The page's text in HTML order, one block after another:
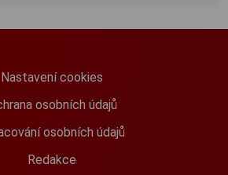
Nastavení cookies
osobních údajů
osobních údajů
Redakce